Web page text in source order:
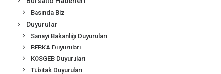
Basında Biz
Duyurular
Sanayi Bakanlığı Duyuruları
BEBKA Duyuruları
KOSGEB Duyuruları
Tübitak Duyuruları